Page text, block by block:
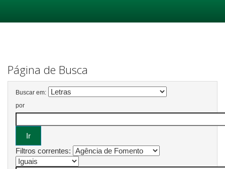
Página de Busca
Buscar em:
por
Filtros correntes: